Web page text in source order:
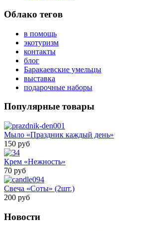
Облако тегов
в помощь
экотуризм
контакты
блог
Баракаевские умельцы
выставка
подарочные наборы
Популярные товары
Мыло «Праздник каждый день»
150 руб
Крем «Нежность»
70 руб
Свеча «Соты» (2шт.)
200 руб
Новости